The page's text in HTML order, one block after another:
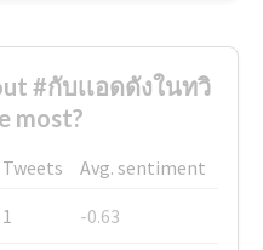
#กับเเอดดังในทวิ
most?
Tweets
Avg. sentiment
1
-0.63